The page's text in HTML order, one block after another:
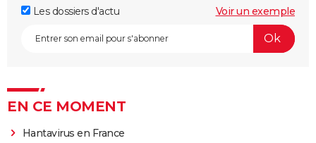
Les dossiers d'actu
Voir un exemple
EN CE MOMENT
Hantavirus en France